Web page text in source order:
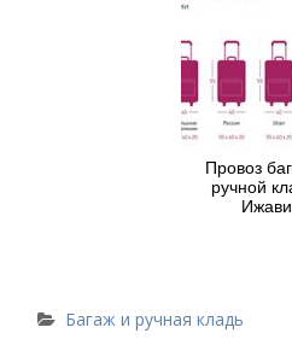
Провоз
ручной
Багаж и ручная кладь